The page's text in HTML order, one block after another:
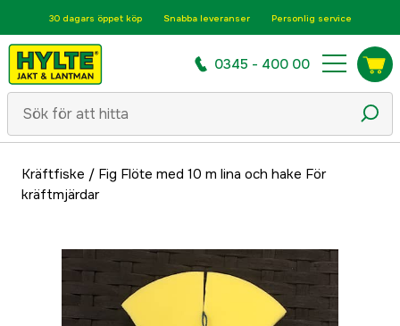
30 dagars öppet köp Snabba leveranser Personlig service
0345 - 400 00
Kräftfiske / Fig Flöte med 10 m lina och hake För
kräftmjärdar